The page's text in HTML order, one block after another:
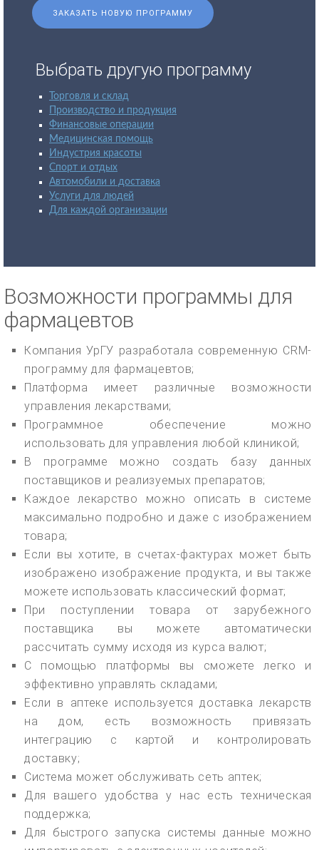
ЗАКАЗАТЬ НОВУЮ ПРОГРАММУ
Выбрать другую программу
Торговля и склад
Производство и продукция
Финансовые операции
Медицинская помощь
Индустрия красоты
Спорт и отдых
Автомобили и доставка
Услуги для людей
Для каждой организации
Возможности программы для
фармацевтов
Компания УрГУ разработала современную CRM-
программу для фармацевтов;
Платформа имеет различные возможности
управления лекарствами;
Программное обеспечение можно
использовать для управления любой клиникой;
В программе можно создать базу данных
поставщиков и реализуемых препаратов;
Каждое лекарство можно описать в системе
максимально подробно и даже с изображением
товара;
Если вы хотите, в счетах-фактурах может быть
изображено изображение продукта, и вы также
можете использовать классический формат;
При поступлении товара от зарубежного
поставщика вы можете автоматически
рассчитать сумму исходя из курса валют;
С помощью платформы вы сможете легко и
эффективно управлять складами;
Если в аптеке используется доставка лекарств
на дом, есть возможность привязать
интеграцию с картой и контролировать
доставку;
Система может обслуживать сеть аптек;
Для вашего удобства у нас есть техническая
поддержка;
Для быстрого запуска системы данные можно